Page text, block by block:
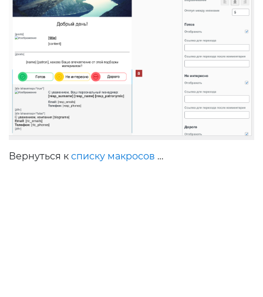
Вернуться к списку макросов …